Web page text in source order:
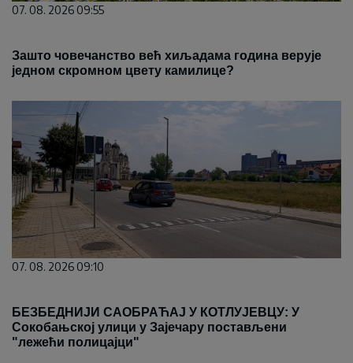
07. 08. 2026 09:55
Зашто човечанство већ хиљадама година верује
једном скромном цвету камилице?
07. 08. 2026 09:10
БЕЗБЕДНИЈИ САОБРАЋАЈ У КОТЛУЈЕВЦУ: У
Сокобањској улици у Зајечару постављени
"лежећи полицајци"